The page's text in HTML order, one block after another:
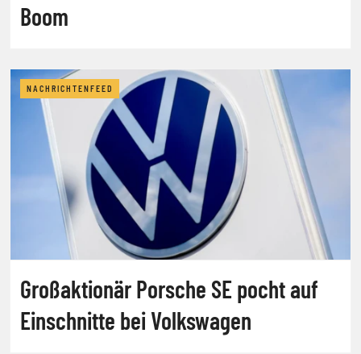
Boom
NACHRICHTENFEED
Großaktionär Porsche SE pocht auf
Einschnitte bei Volkswagen